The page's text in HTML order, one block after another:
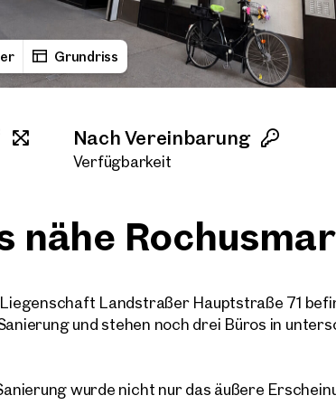
Grundriss
Nach Vereinbarung
Verfügbarkeit
nähe
Landstraßer Hauptstraße 71
und stehen noch drei Büros in
wurde nicht nur das äußere